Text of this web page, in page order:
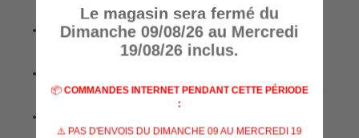
• A propos de nous
• Nos marques
• Nos spécialisations
Le magasin sera fermé du
Dimanche 09/08/26 au Mercredi
19/08/26 inclus.
📦 COMMANDES INTERNET PENDANT CETTE PÉRIODE
:
⚠️ PAS D'ENVOIS DU DIMANCHE 09 AU MERCREDI 19